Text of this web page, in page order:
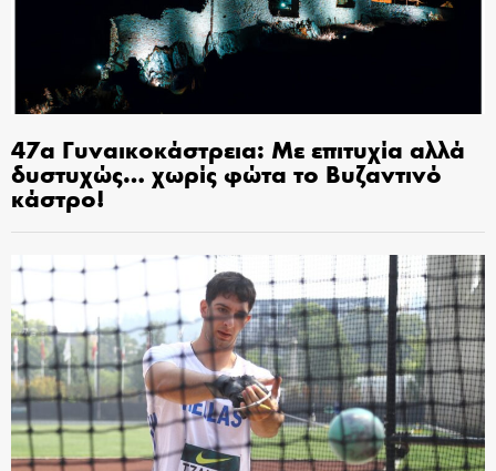
47α Γυναικοκάστρεια: Με επιτυχία αλλά
δυστυχώς… χωρίς φώτα το Βυζαντινό
κάστρο!